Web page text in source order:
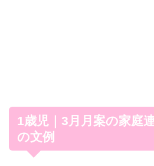
1歳児｜3月月案の家庭
の文例